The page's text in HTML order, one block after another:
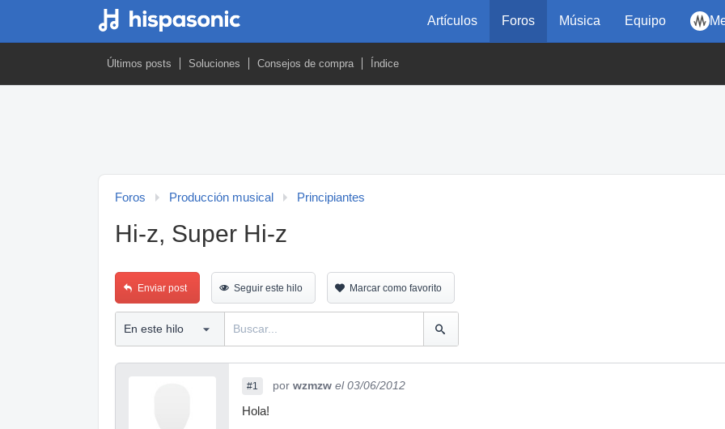
Artículos Foros Música Equipo
Últimos posts Soluciones Consejos de compra Índice
Foros Producción musical Principiantes
Hi-z, Super Hi-z
Enviar post Seguir este hilo Marcar como favorito
#1 por wzmzw el 03/06/2012
Hola!